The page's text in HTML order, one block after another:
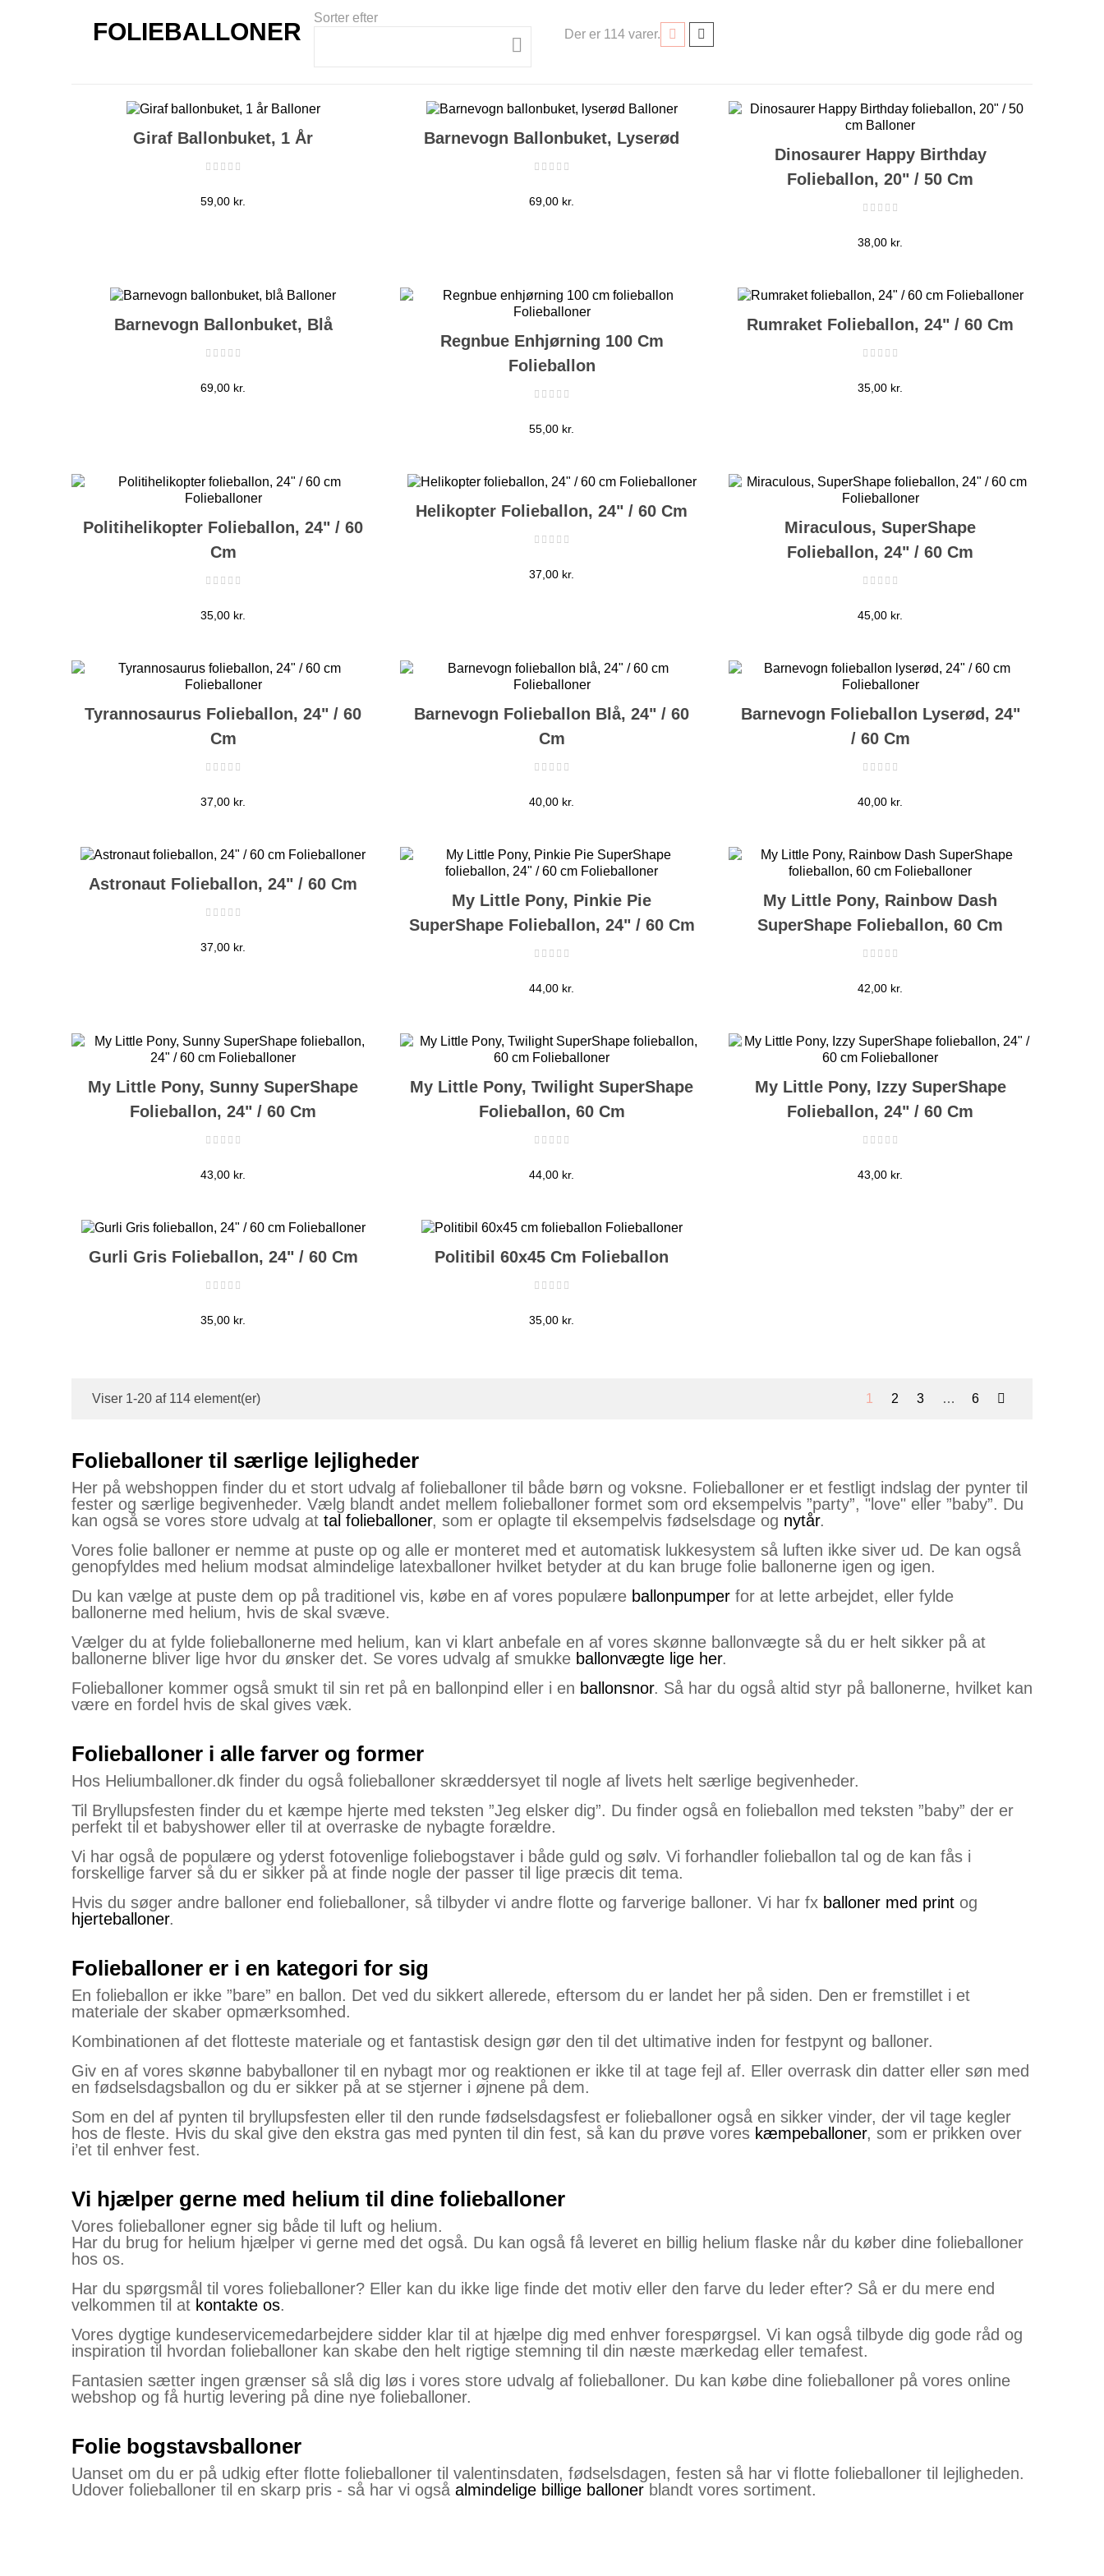
FOLIEBALLONER
Sorter efter

Der er 114 varer.
Giraf Ballonbuket, 1 År
Pris
59,00 kr.
Barnevogn Ballonbuket, Lyserød
Pris
69,00 kr.
Dinosaurer Happy Birthday
Folieballon, 20" / 50 Cm
Pris
38,00 kr.
Barnevogn Ballonbuket, Blå
Pris
69,00 kr.
Regnbue Enhjørning 100 Cm
Folieballon
Pris
55,00 kr.
Rumraket Folieballon, 24" / 60 Cm
Pris
35,00 kr.
Politihelikopter Folieballon, 24" / 60
Cm
Pris
35,00 kr.
Helikopter Folieballon, 24" / 60 Cm
Pris
37,00 kr.
Miraculous, SuperShape
Folieballon, 24" / 60 Cm
Pris
45,00 kr.
Tyrannosaurus Folieballon, 24" / 60
Cm
Pris
37,00 kr.
Barnevogn Folieballon Blå, 24" / 60
Cm
Pris
40,00 kr.
Barnevogn Folieballon Lyserød, 24"
/ 60 Cm
Pris
40,00 kr.
Astronaut Folieballon, 24" / 60 Cm
Pris
37,00 kr.
My Little Pony, Pinkie Pie
SuperShape Folieballon, 24" / 60 Cm
Pris
44,00 kr.
My Little Pony, Rainbow Dash
SuperShape Folieballon, 60 Cm
Pris
42,00 kr.
My Little Pony, Sunny SuperShape
Folieballon, 24" / 60 Cm
Pris
43,00 kr.
My Little Pony, Twilight SuperShape
Folieballon, 60 Cm
Pris
44,00 kr.
My Little Pony, Izzy SuperShape
Folieballon, 24" / 60 Cm
Pris
43,00 kr.
Gurli Gris Folieballon, 24" / 60 Cm
Pris
35,00 kr.
Politibil 60x45 Cm Folieballon
Pris
35,00 kr.
Viser 1-20 af 114 element(er) 1 2 3 … 6
Folieballoner til særlige lejligheder
Her på webshoppen finder du et stort udvalg af folieballoner til både børn og voksne. Folieballoner er et festligt indslag der pynter til
fester og særlige begivenheder. Vælg blandt andet mellem folieballoner formet som ord eksempelvis ”party”, "love" eller ”baby”. Du
kan også se vores store udvalg at tal folieballoner, som er oplagte til eksempelvis fødselsdage og nytår.
Vores folie balloner er nemme at puste op og alle er monteret med et automatisk lukkesystem så luften ikke siver ud. De kan også
genopfyldes med helium modsat almindelige latexballoner hvilket betyder at du kan bruge folie ballonerne igen og igen.
Du kan vælge at puste dem op på traditionel vis, købe en af vores populære ballonpumper for at lette arbejdet, eller fylde
ballonerne med helium, hvis de skal svæve.
Vælger du at fylde folieballonerne med helium, kan vi klart anbefale en af vores skønne ballonvægte så du er helt sikker på at
ballonerne bliver lige hvor du ønsker det. Se vores udvalg af smukke ballonvægte lige her.
Folieballoner kommer også smukt til sin ret på en ballonpind eller i en ballonsnor. Så har du også altid styr på ballonerne, hvilket kan
være en fordel hvis de skal gives væk.
Folieballoner i alle farver og former
Hos Heliumballoner.dk finder du også folieballoner skræddersyet til nogle af livets helt særlige begivenheder.
Til Bryllupsfesten finder du et kæmpe hjerte med teksten ”Jeg elsker dig”. Du finder også en folieballon med teksten ”baby” der er
perfekt til et babyshower eller til at overraske de nybagte forældre.
Vi har også de populære og yderst fotovenlige foliebogstaver i både guld og sølv. Vi forhandler folieballon tal og de kan fås i
forskellige farver så du er sikker på at finde nogle der passer til lige præcis dit tema.
Hvis du søger andre balloner end folieballoner, så tilbyder vi andre flotte og farverige balloner. Vi har fx balloner med print og
hjerteballoner.
Folieballoner er i en kategori for sig
En folieballon er ikke ”bare” en ballon. Det ved du sikkert allerede, eftersom du er landet her på siden. Den er fremstillet i et
materiale der skaber opmærksomhed.
Kombinationen af det flotteste materiale og et fantastisk design gør den til det ultimative inden for festpynt og balloner.
Giv en af vores skønne babyballoner til en nybagt mor og reaktionen er ikke til at tage fejl af. Eller overrask din datter eller søn med
en fødselsdagsballon og du er sikker på at se stjerner i øjnene på dem.
Som en del af pynten til bryllupsfesten eller til den runde fødselsdagsfest er folieballoner også en sikker vinder, der vil tage kegler
hos de fleste. Hvis du skal give den ekstra gas med pynten til din fest, så kan du prøve vores kæmpeballoner, som er prikken over
i’et til enhver fest.
Vi hjælper gerne med helium til dine folieballoner
Vores folieballoner egner sig både til luft og helium.
Har du brug for helium hjælper vi gerne med det også. Du kan også få leveret en billig helium flaske når du køber dine folieballoner
hos os.
Har du spørgsmål til vores folieballoner? Eller kan du ikke lige finde det motiv eller den farve du leder efter? Så er du mere end
velkommen til at kontakte os.
Vores dygtige kundeservicemedarbejdere sidder klar til at hjælpe dig med enhver forespørgsel. Vi kan også tilbyde dig gode råd og
inspiration til hvordan folieballoner kan skabe den helt rigtige stemning til din næste mærkedag eller temafest.
Fantasien sætter ingen grænser så slå dig løs i vores store udvalg af folieballoner. Du kan købe dine folieballoner på vores online
webshop og få hurtig levering på dine nye folieballoner.
Folie bogstavsballoner
Uanset om du er på udkig efter flotte folieballoner til valentinsdaten, fødselsdagen, festen så har vi flotte folieballoner til lejligheden.
Udover folieballoner til en skarp pris - så har vi også almindelige billige balloner blandt vores sortiment.